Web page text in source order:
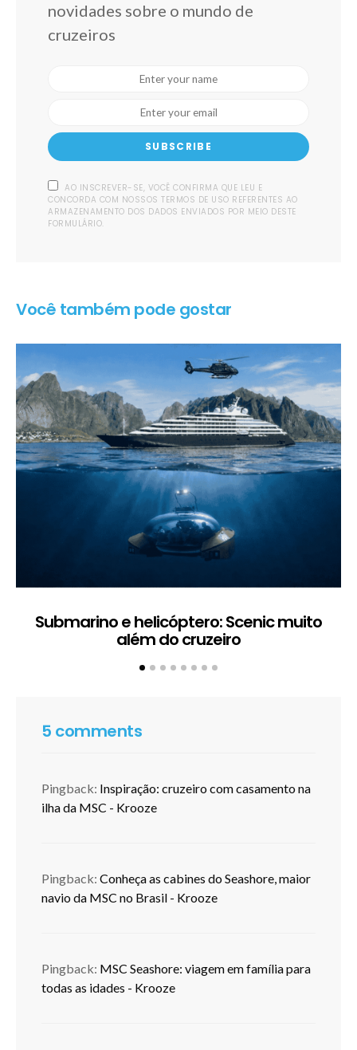
novidades sobre o mundo de
cruzeiros
SUBSCRIBE
AO INSCREVER-SE, VOCÊ CONFIRMA QUE LEU E
CONCORDA COM NOSSOS TERMOS DE USO REFERENTES AO
ARMAZENAMENTO DOS DADOS ENVIADOS POR MEIO DESTE
FORMULÁRIO.
Você também pode gostar
Submarino e helicóptero: Scenic muito
além do cruzeiro
5 comments
Pingback: Inspiração: cruzeiro com casamento na
ilha da MSC - Krooze
Pingback: Conheça as cabines do Seashore, maior
navio da MSC no Brasil - Krooze
Pingback: MSC Seashore: viagem em família para
todas as idades - Krooze